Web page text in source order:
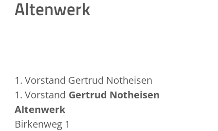
Altenwerk
1. Vorstand Gertrud Notheisen
1. Vorstand Gertrud Notheisen
Altenwerk
Birkenweg 1